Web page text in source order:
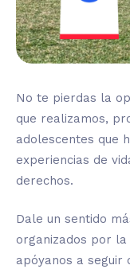
No te pierdas la
que realizamos,
adolescentes que
experiencias de
derechos.
Dale un sentido
organizados por la
apóyanos a seguir